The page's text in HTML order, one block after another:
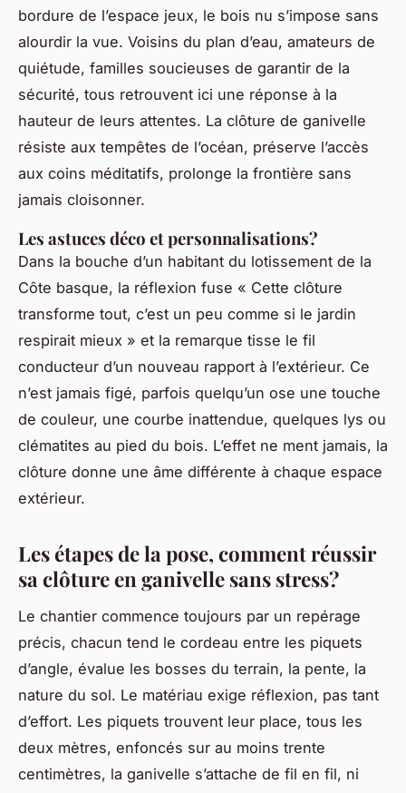
bordure de l’espace jeux, le bois nu s’impose sans
alourdir la vue. Voisins du plan d’eau, amateurs de
quiétude, familles soucieuses de garantir de la
sécurité, tous retrouvent ici une réponse à la
hauteur de leurs attentes. La clôture de ganivelle
résiste aux tempêtes de l’océan, préserve l’accès
aux coins méditatifs, prolonge la frontière sans
jamais cloisonner.
Les astuces déco et personnalisations?
Dans la bouche d’un habitant du lotissement de la
Côte basque, la réflexion fuse « Cette clôture
transforme tout, c’est un peu comme si le jardin
respirait mieux » et la remarque tisse le fil
conducteur d’un nouveau rapport à l’extérieur. Ce
n’est jamais figé, parfois quelqu’un ose une touche
de couleur, une courbe inattendue, quelques lys ou
clématites au pied du bois. L’effet ne ment jamais, la
clôture donne une âme différente à chaque espace
extérieur.
Les étapes de la pose, comment réussir
sa clôture en ganivelle sans stress?
Le chantier commence toujours par un repérage
précis, chacun tend le cordeau entre les piquets
d’angle, évalue les bosses du terrain, la pente, la
nature du sol. Le matériau exige réflexion, pas tant
d’effort. Les piquets trouvent leur place, tous les
deux mètres, enfoncés sur au moins trente
centimètres, la ganivelle s’attache de fil en fil, ni